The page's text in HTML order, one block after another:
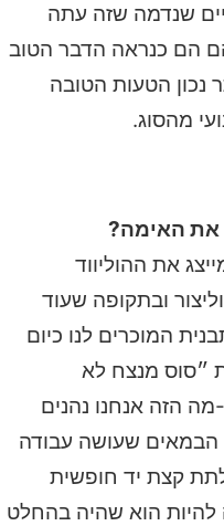
שנדמה שזה עתה
הם כנראה הדבר הטוב
נכון הטעות הטובה
מהסוג.
את האימה?
את ההוליווד
ובתקופה שעוד
המוכרים לנו כיום
״סוס מנצח לא
הזה אנחנו נהנים
הבמאים שעושה עבודה
קצת יד חופשית
להיות הוא שהיה בהחלט